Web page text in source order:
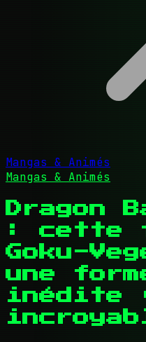
Mangas & Animés
Mangas & Animés
Dragon
: cette
Goku-
une
inédite